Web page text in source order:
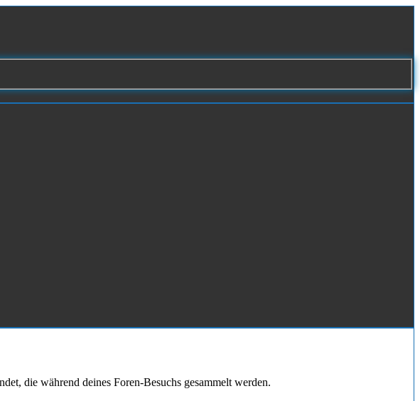
die während deines Foren-Besuchs gesammelt werden.